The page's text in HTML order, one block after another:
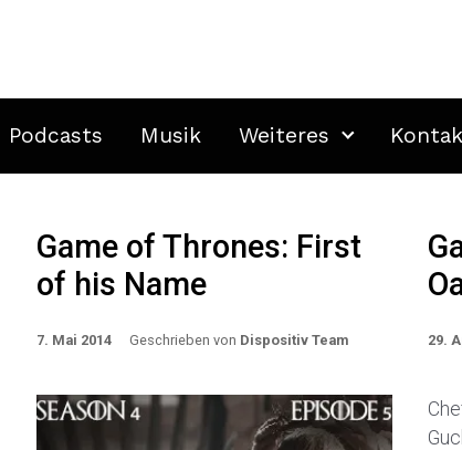
Podcasts Musik Weiteres
Game of Thrones: First
of his Name
7. Mai 2014 Geschrieben von Dispositiv Team 29.